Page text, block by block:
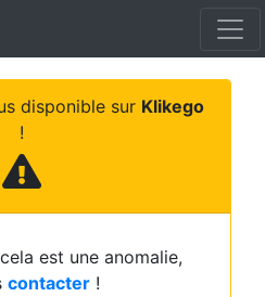
disponible sur Klikego
!
est une anomalie,
contacter !